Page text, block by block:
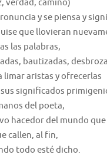
verdad, camino)
y se piensa y
que llovieran
las palabras,
bautizadas,
limar aristas y ofrecerlas
significados
del poeta,
hacedor del mundo
callen, al fin,
todo esté dicho.